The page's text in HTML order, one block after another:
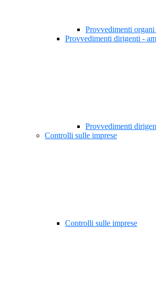
Provvedimenti
Provvedimenti dirigenti -
Provvedimenti
Controlli sulle imprese
Controlli sulle imprese